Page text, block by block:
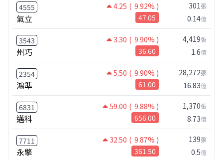
4555 4.25 ( 9.92% )
氣立 47.05
301張
0.14億
3543 3.30 ( 9.90% )
州巧 36.60
4,419張
1.6億
2354 5.50 ( 9.90% )
鴻準 61.00
28,272張
16.83億
6831 59.00 ( 9.88% )
邁科 656.00
1,370張
8.73億
7711 32.50 ( 9.87% )
永擎 361.50
139張
0.5億